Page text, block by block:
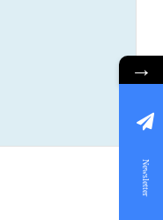
→
Newsletter